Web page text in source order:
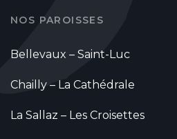
NOS PAROISSES
Bellevaux – Saint-Luc
Chailly – La Cathédrale
La Sallaz – Les Croisettes